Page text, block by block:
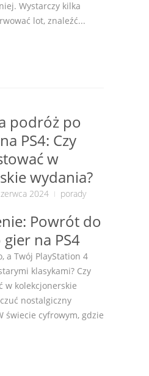
Wystarczy kilka
lot, znaleźć...
podróż po
PS4: Czy
w
wydania?
2024 porady
Powrót do
na PS4
a Twój PlayStation 4
klasykami? Czy
w kolekcjonerskie
nostalgiczny
świecie cyfrowym, gdzie